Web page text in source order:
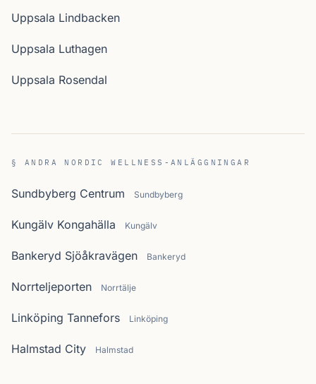
Uppsala Lindbacken
Uppsala Luthagen
Uppsala Rosendal
§ ANDRA NORDIC WELLNESS-ANLÄGGNINGAR
Sundbyberg Centrum Sundbyberg
Kungälv Kongahälla Kungälv
Bankeryd Sjöåkravägen Bankeryd
Norrteljeporten Norrtälje
Linköping Tannefors Linköping
Halmstad City Halmstad